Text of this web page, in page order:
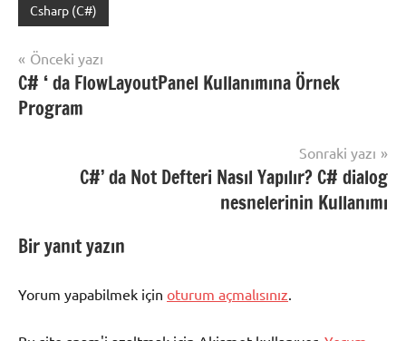
Şununla
C
sahrpda
Trackbar
Csharp (C#)
Yazı
gezinmesi
Önceki yazı
C# ‘ da FlowLayoutPanel Kullanımına Örnek
Program
Sonraki yazı
C#’ da Not Defteri Nasıl Yapılır? C# dialog
nesnelerinin Kullanımı
Bir yanıt yazın
Yorum yapabilmek için oturum açmalısınız.